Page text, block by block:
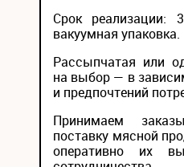
Срок реализации:
вакуумная упаковка.
Рассыпчатая или
на выбор — в
и предпочтений
Принимаем
поставку мясной
оперативно их